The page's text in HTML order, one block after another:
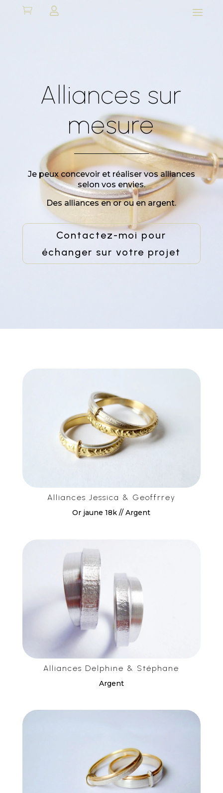
 
Alliances sur
mesure
Je peux concevoir et réaliser vos alliances
selon vos envies.
Des alliances en or ou en argent.
Contactez-moi pour
échanger sur votre projet
Alliances Jessica & Geoffrrey
Or jaune 18k // Argent
Alliances Delphine & Stéphane
Argent